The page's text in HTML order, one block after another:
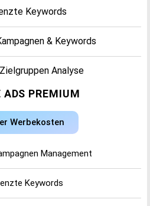
Keywords
& Keywords
Analyse
und Anzeigentests
Referenzen
ADS PREMIUM
Werbekosten
Management
Keywords